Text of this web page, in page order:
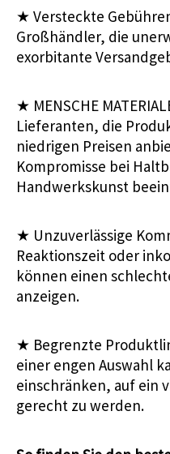
★ Versteckte
Großhändler, die
exorbitante
★ MENSCHE
Lieferanten, die
niedrigen Preisen
Kompromisse bei
Handwerkskunst
★ Unzuverlässige
Reaktionszeit oder
können einen
anzeigen.
★ Begrenzte
einer engen Auswahl
einschränken, auf ein
gerecht zu werden.